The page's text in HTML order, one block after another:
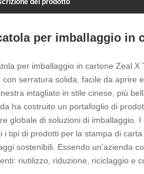
del prodotto
per imballaggio in
per imballaggio in cartone Zeal
con serratura solida, facile da aprire
intagliato in stile cinese, più
ha costruito un portafoglio di
globale di soluzioni di imballaggio.
i tipi di prodotti per la stampa di
sostenibili. Essendo un’azienda
riutilizzo, riduzione, riciclaggio e